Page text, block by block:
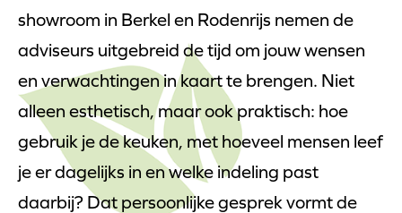
showroom in Berkel en Rodenrijs nemen de
adviseurs uitgebreid de tijd om jouw wensen
en verwachtingen in kaart te brengen. Niet
alleen esthetisch, maar ook praktisch: hoe
gebruik je de keuken, met hoeveel mensen leef
je er dagelijks in en welke indeling past
daarbij? Dat persoonlijke gesprek vormt de